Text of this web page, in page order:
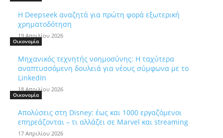
Η Deepseek αναζητά για πρώτη φορά εξωτερική
χρηματοδότηση
19 Απριλίου 2026
Οικονομία
Μηχανικός τεχνητής νοημοσύνης: Η ταχύτερα
αναπτυσσόμενη δουλειά για νέους σύμφωνα με το
LinkedIn
18 Απριλίου 2026
Οικονομία
Απολύσεις στη Disney: έως και 1000 εργαζόμενοι
επηρεάζονται – τι αλλάζει σε Marvel και streaming
17 Απριλίου 2026